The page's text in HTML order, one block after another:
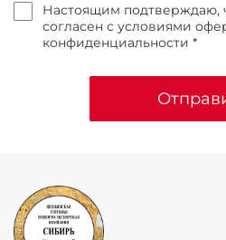
Настоящим подтверждаю,
согласен с условиями
конфиденциальности *